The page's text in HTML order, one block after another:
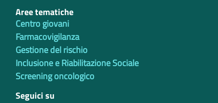
Aree tematiche
Centro giovani
Farmacovigilanza
Gestione del rischio
Inclusione e Riabilitazione Sociale
Screening oncologico
Seguici su